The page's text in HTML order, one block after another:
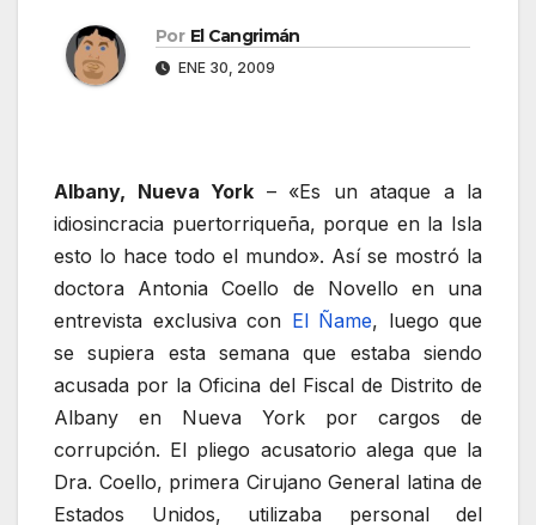
Por El Cangrimán
ENE 30, 2009
Albany, Nueva York – «Es un ataque a la
idiosincracia puertorriqueña, porque en la Isla
esto lo hace todo el mundo». Así se mostró la
doctora Antonia Coello de Novello en una
entrevista exclusiva con El Ñame, luego que
se supiera esta semana que estaba siendo
acusada por la Oficina del Fiscal de Distrito de
Albany en Nueva York por cargos de
corrupción. El pliego acusatorio alega que la
Dra. Coello, primera Cirujano General latina de
Estados Unidos, utilizaba personal del